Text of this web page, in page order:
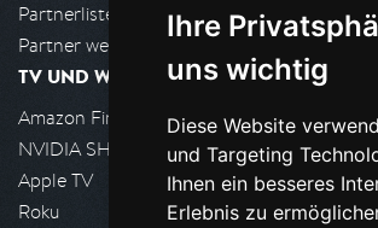
Ihre
uns wichtig
Diese Website
und Targeting
Ihnen ein besseres
Erlebnis zu
Partnerliste
Partner werden
TV UND WOHNZIMMER
Amazon FireTV
NVIDIA SHIELD, Google TV
Apple TV
Roku